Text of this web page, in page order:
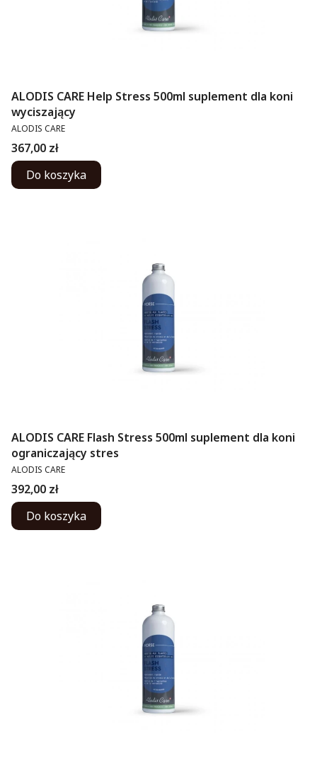
ALODIS CARE Help Stress 500ml suplement dla koni
wyciszający
PRODUCENT
ALODIS CARE
Cena
367,00 zł
Do koszyka
ALODIS CARE Flash Stress 500ml suplement dla koni
ograniczający stres
PRODUCENT
ALODIS CARE
Cena
392,00 zł
Do koszyka